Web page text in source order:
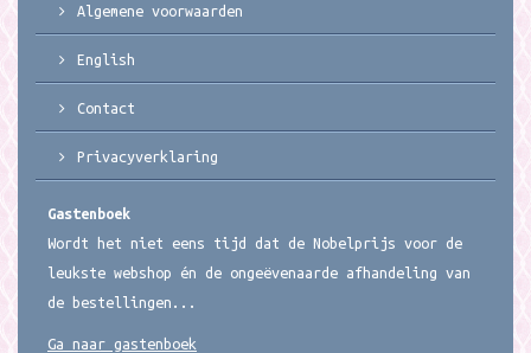
Algemene voorwaarden
English
Contact
Privacyverklaring
Gastenboek
Wordt het niet eens tijd dat de Nobelprijs voor de
leukste webshop én de ongeëvenaarde afhandeling van
de bestellingen...
Ga naar gastenboek